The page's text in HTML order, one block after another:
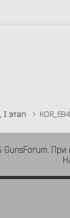
I этап
При